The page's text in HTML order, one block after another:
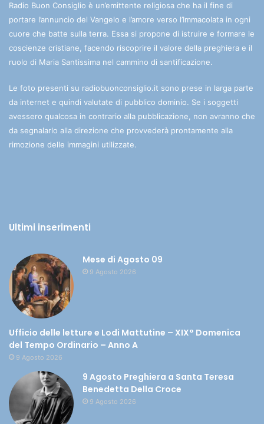
Radio Buon Consiglio è un’emittente religiosa che ha il fine di
portare l’annuncio del Vangelo e l’amore verso l’Immacolata in ogni
cuore che batte sulla terra. Essa si propone di istruire e formare le
coscienze cristiane, facendo riscoprire il valore della preghiera e il
ruolo di Maria Santissima nel cammino di santificazione.
Le foto presenti su radiobuonconsiglio.it sono prese in larga parte
da internet e quindi valutate di pubblico dominio. Se i soggetti
avessero qualcosa in contrario alla pubblicazione, non avranno che
da segnalarlo alla direzione che provvederà prontamente alla
rimozione delle immagini utilizzate.
Ultimi inserimenti
Mese di Agosto 09
9 Agosto 2026
Ufficio delle letture e Lodi Mattutine – XIX° Domenica
del Tempo Ordinario – Anno A
9 Agosto 2026
9 Agosto Preghiera a Santa Teresa
Benedetta Della Croce
9 Agosto 2026